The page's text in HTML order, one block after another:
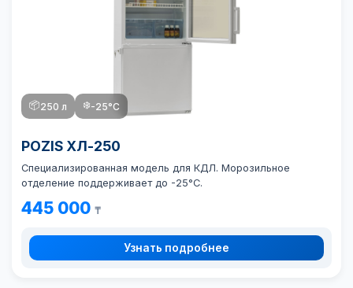
📦250 л ❄️-25°C
POZIS ХЛ-250
Специализированная модель для КДЛ. Морозильное
отделение поддерживает до -25°C.
445 000 ₸
Узнать подробнее